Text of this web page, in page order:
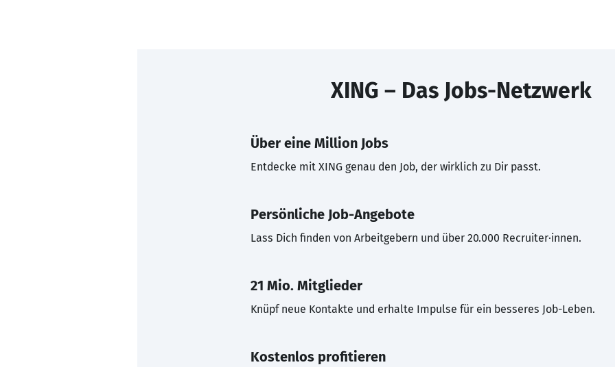
XING – Das Jobs-Netzwerk
Über eine Million Jobs
Entdecke mit XING genau den Job, der wirklich zu Dir passt.
Persönliche Job-Angebote
Lass Dich finden von Arbeitgebern und über 20.000 Recruiter·innen.
21 Mio. Mitglieder
Knüpf neue Kontakte und erhalte Impulse für ein besseres Job-Leben.
Kostenlos profitieren